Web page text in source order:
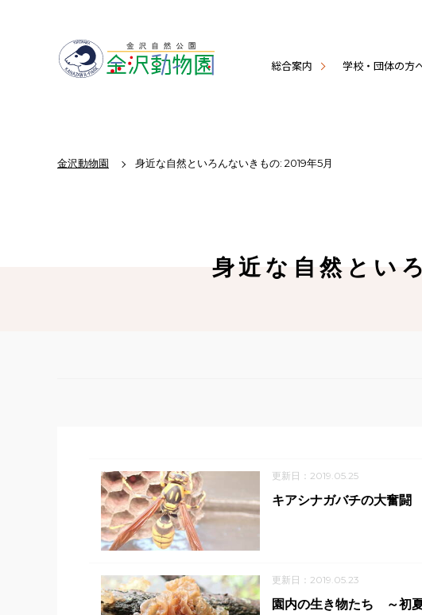
総合案内 学校・団体の方
金沢動物園 身近な自然といろんないきもの: 2019年5月
身近な自然とい
更新日：2019.05.25
キアシナガバチの大奮闘
更新日：2019.05.23
園内の生き物たち ～初